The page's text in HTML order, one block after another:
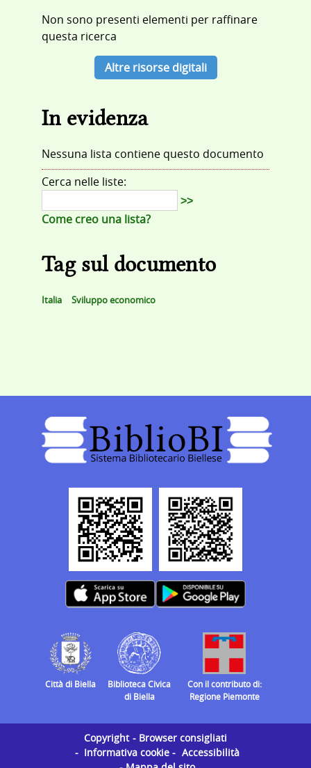
Non sono presenti elementi per raffinare
questa ricerca
Altre risorse digitali
In evidenza
Nessuna lista contiene questo documento
Cerca nelle liste:
>>
Come creo una lista?
Tag sul documento
Italia Sviluppo economico
Città di Biella
Biblioteca Civica
di Biella
Con il contributo di:
Regione Piemonte
Copyright
Browser consigliati
Informativa cookie
Accessibilità